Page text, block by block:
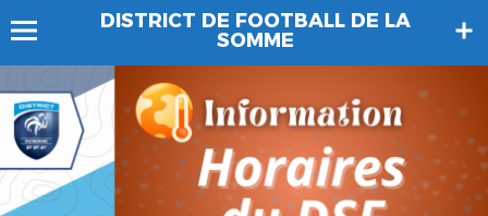
DISTRICT DE FOOTBALL DE LA
SOMME